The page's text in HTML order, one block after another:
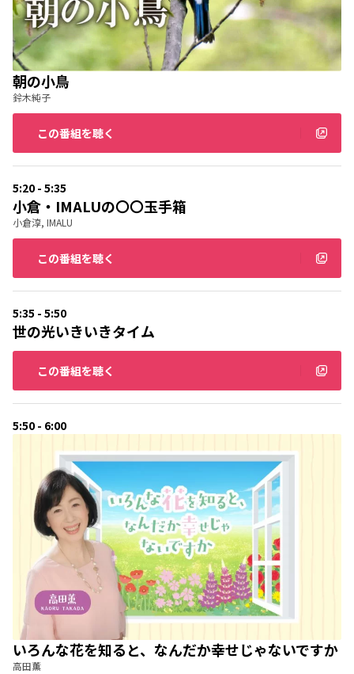
朝の小鳥
鈴木純子
この番組を聴く
5:20 - 5:35
小倉・IMALUの〇〇玉手箱
小倉淳, IMALU
この番組を聴く
5:35 - 5:50
世の光いきいきタイム
この番組を聴く
5:50 - 6:00
いろんな花を知ると、なんだか幸せじゃないですか
高田薫